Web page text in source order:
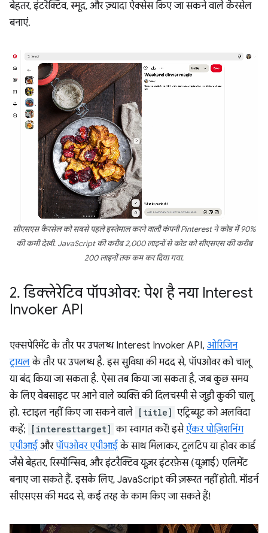
बेहतर, इंटरैक्टिव, स्मूद, और ज़्यादा ऐक्सेस किए जा सकने वाले कैरसेल
बनाएं.
सीएसएस कैरसेल को सबसे पहले इस्तेमाल करने वाली कंपनी Pinterest ने कोड में 90%
की कमी देखी. JavaScript की करीब 2,000 लाइनों से कोड को सीएसएस की करीब
200 लाइनों तक कम कर दिया गया.
2. डिक्लेरेटिव पॉपओवर: पेश है नया Interest
Invoker API
एक्सपेरिमेंट के तौर पर उपलब्ध Interest Invoker API, ओरिजिन
ट्रायलके तौर पर उपलब्ध है. इस सुविधा की मदद से, पॉपओवर को चालू
या बंद किया जा सकता है. ऐसा तब किया जा सकता है, जब कुछ समय
के लिए वेबसाइट पर आने वाले व्यक्ति की दिलचस्पी से जुड़ी कुकी चालू
हो. स्टाइल नहीं किए जा सकने वाले [title] एट्रिब्यूट को अलविदा
कहें;
[interesttarget] का स्वागत करें! इसेऐंकर पोज़िशनिंग
एपीआई औरपॉपओवर एपीआईके साथ मिलाकर, टूलटिप या होवर कार्ड
जैसे बेहतर, रिस्पॉन्सिव, और इंटरैक्टिव यूज़र इंटरफ़ेस (यूआई) एलिमेंट
बनाए जा सकते हैं. इसके लिए, JavaScript की ज़रूरत नहीं होती. मॉडर्न
सीएसएस की मदद से, कई तरह के काम किए जा सकते हैं!